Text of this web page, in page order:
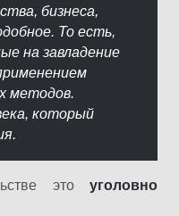
бизнеса,
То есть,
на завладение
методов.
который
это уголовно